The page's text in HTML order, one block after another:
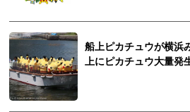
船上ピカチュウが横浜
上にピカチュウ大量発